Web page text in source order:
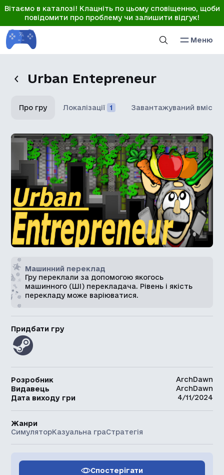
Вітаємо в каталозі! Клацніть по цьому сповіщенню, щоби
повідомити про проблему чи залишити відгук!
Меню
Urban Entepreneur
Про гру Локалізації 1 Завантажуваний вміст
Машинний переклад
Гру переклали за допомогою якогось
машинного (ШІ) перекладача. Рівень і якість
перекладу може варіюватися.
Придбати гру
Розробник
ArchDawn
Видавець
ArchDawn
Дата виходу гри
4/11/2024
Жанри
СимуляторКазуальна граСтратегія
Спостерігати